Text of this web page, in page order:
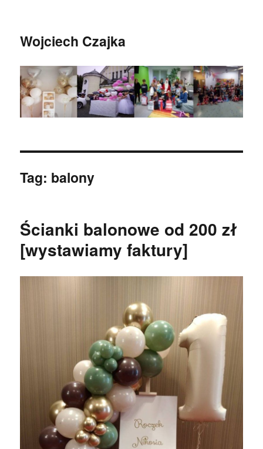
Wojciech Czajka
Tag: balony
Ścianki balonowe od 200 zł
[wystawiamy faktury]